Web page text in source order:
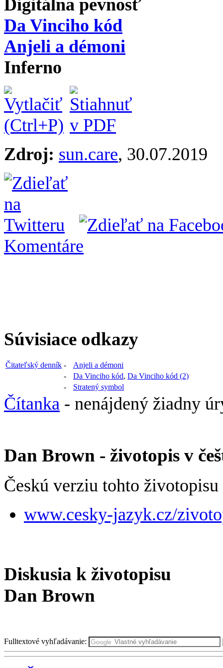
Digitálna pevnosť
Da Vinciho kód
Anjeli a démoni
Inferno
Zdroj: sun.care, 30.07.2019
Komentáre
Súvisiace odkazy
Čitateľský denník -
Anjeli a démoni
-
Da Vinciho kód, Da Vinciho kód (2)
-
Stratený symbol
Čítanka - nenájdený žiadny
Dan Brown - životopis v
Českú verziu tohto životopisu
www.cesky-jazyk.cz/
Diskusia k životopisu
Dan Brown
Fulltextové vyhľadávanie: